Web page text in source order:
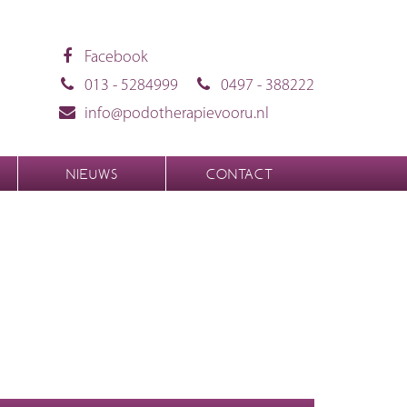
Facebook
013 - 5284999
0497 - 388222
info@podotherapievooru.nl
NIEUWS CONTACT